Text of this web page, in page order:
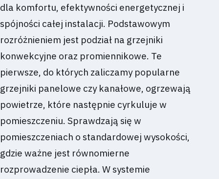
dla komfortu, efektywności energetycznej i
spójności całej instalacji. Podstawowym
rozróżnieniem jest podział na grzejniki
konwekcyjne oraz promiennikowe. Te
pierwsze, do których zaliczamy popularne
grzejniki panelowe czy kanałowe, ogrzewają
powietrze, które następnie cyrkuluje w
pomieszczeniu. Sprawdzają się w
pomieszczeniach o standardowej wysokości,
gdzie ważne jest równomierne
rozprowadzenie ciepła. W systemie